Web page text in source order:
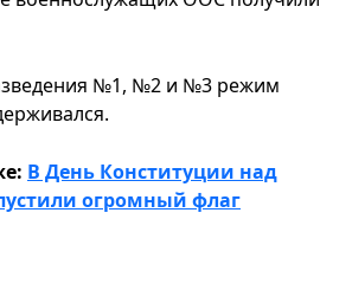
№1, №2 и №3 режим
В День Конституции над
огромный флаг